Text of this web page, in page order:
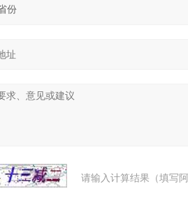
请输入计算结果（填写